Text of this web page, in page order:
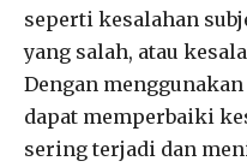
seperti kesalahan
yang salah, atau
Dengan
dapat memperbaiki
sering terjadi dan